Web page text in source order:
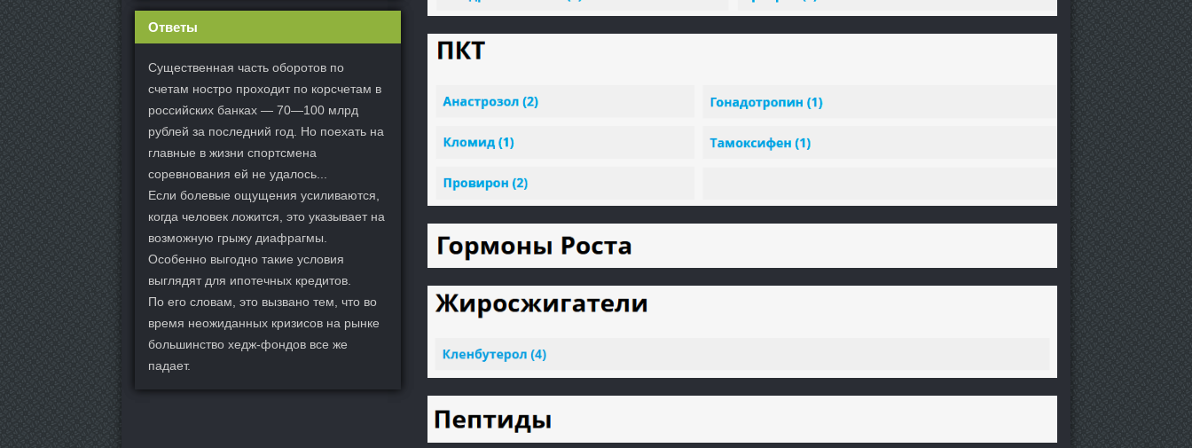
Ответы
Существенная часть оборотов по
счетам ностро проходит по корсчетам в
российских банках — 70—100 млрд
рублей за последний год. Но поехать на
главные в жизни спортсмена
соревнования ей не удалось...
Если болевые ощущения усиливаются,
когда человек ложится, это указывает на
возможную грыжу диафрагмы.
Особенно выгодно такие условия
выглядят для ипотечных кредитов.
По его словам, это вызвано тем, что во
время неожиданных кризисов на рынке
большинство хедж-фондов все же
падает.